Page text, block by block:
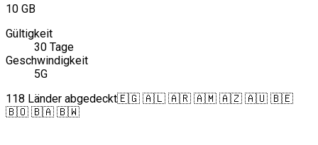
10 GB
Gültigkeit
30 Tage
Geschwindigkeit
5G
118 Länder abgedeckt🇪🇬 🇦🇱 🇦🇷 🇦🇲 🇦🇿 🇦🇺 🇧🇪
🇧🇴 🇧🇦 🇧🇼